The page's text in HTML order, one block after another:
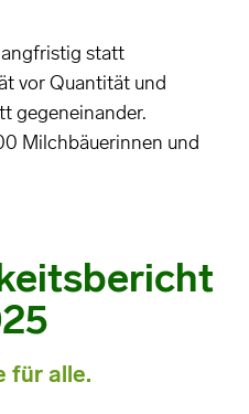
statt
vor Quantität und
gegeneinander.
Milchbäuerinnen und
für alle.